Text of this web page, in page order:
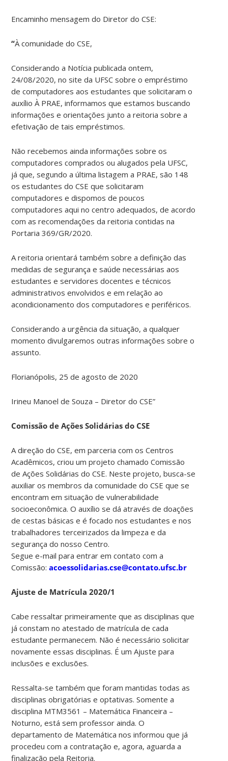
Encaminho mensagem do Diretor do CSE:
“À comunidade do CSE,
Considerando a Notícia publicada ontem,
24/08/2020, no site da UFSC sobre o empréstimo
de computadores aos estudantes que solicitaram o
auxílio À PRAE, informamos que estamos buscando
informações e orientações junto a reitoria sobre a
efetivação de tais empréstimos.
Não recebemos ainda informações sobre os
computadores comprados ou alugados pela UFSC,
já que, segundo a última listagem a PRAE, são 148
os estudantes do CSE que solicitaram
computadores e dispomos de poucos
computadores aqui no centro adequados, de acordo
com as recomendações da reitoria contidas na
Portaria 369/GR/2020.
A reitoria orientará também sobre a definição das
medidas de segurança e saúde necessárias aos
estudantes e servidores docentes e técnicos
administrativos envolvidos e em relação ao
acondicionamento dos computadores e periféricos.
Considerando a urgência da situação, a qualquer
momento divulgaremos outras informações sobre o
assunto.
Florianópolis, 25 de agosto de 2020
Irineu Manoel de Souza – Diretor do CSE”
Comissão de Ações Solidárias do CSE
A direção do CSE, em parceria com os Centros
Acadêmicos, criou um projeto chamado Comissão
de Ações Solidárias do CSE. Neste projeto, busca-se
auxiliar os membros da comunidade do CSE que se
encontram em situação de vulnerabilidade
socioeconômica. O auxílio se dá através de doações
de cestas básicas e é focado nos estudantes e nos
trabalhadores terceirizados da limpeza e da
segurança do nosso Centro.
Segue e-mail para entrar em contato com a
Comissão:acoessolidarias.cse@contato.ufsc.br
Ajuste de Matrícula 2020/1
Cabe ressaltar primeiramente que as disciplinas que
já constam no atestado de matrícula de cada
estudante permanecem. Não é necessário solicitar
novamente essas disciplinas. É um Ajuste para
inclusões e exclusões.
Ressalta-se também que foram mantidas todas as
disciplinas obrigatórias e optativas. Somente a
disciplina MTM3561 – Matemática Financeira –
Noturno, está sem professor ainda. O
departamento de Matemática nos informou que já
procedeu com a contratação e, agora, aguarda a
finalização pela Reitoria.